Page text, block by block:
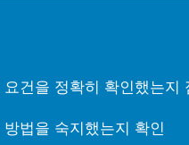
건을 정확히 확인했는지
법을 숙지했는지 확인